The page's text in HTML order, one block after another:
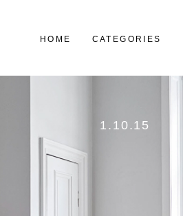
HOME CATEGORIES
1.10.15